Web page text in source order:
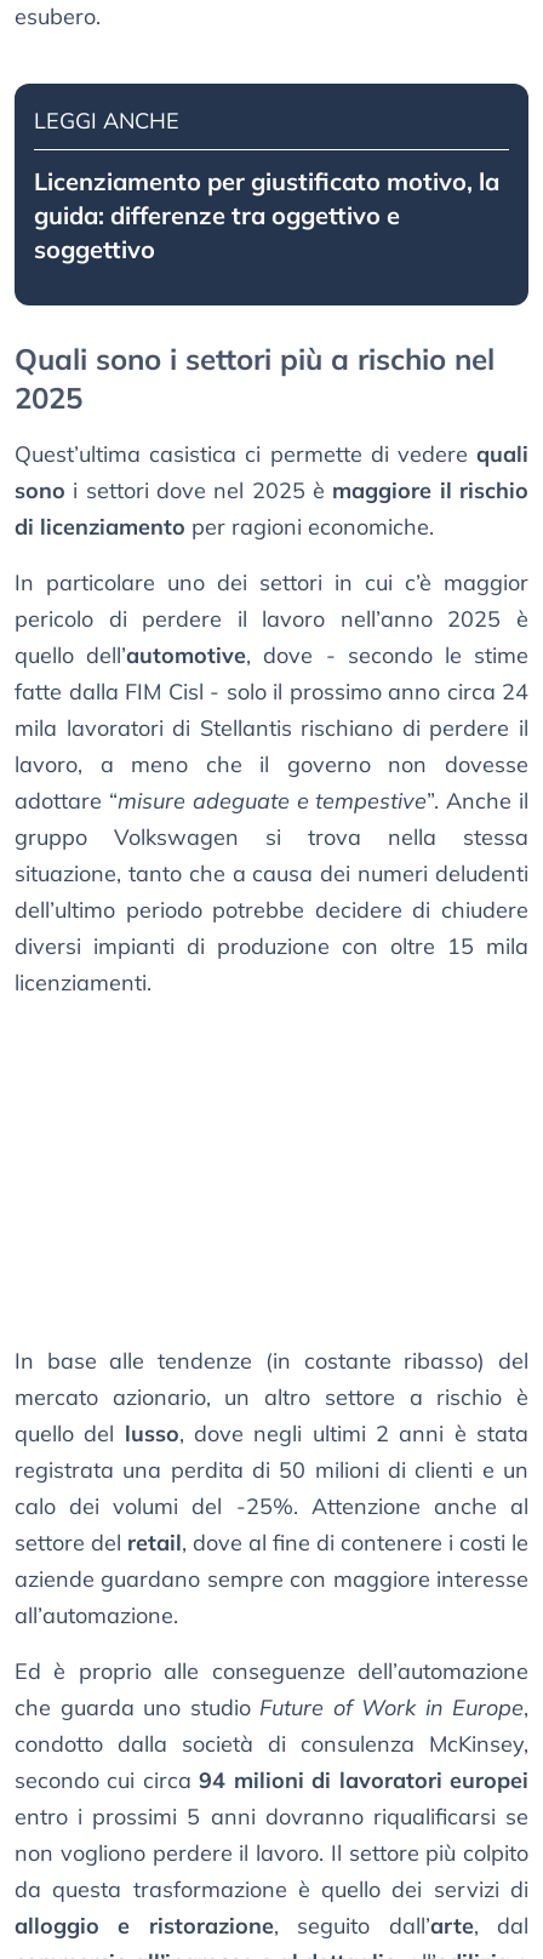
esubero.
LEGGI ANCHE
Licenziamento per giustificato motivo, la
guida: differenze tra oggettivo e
soggettivo
Quali sono i settori più a rischio nel
2025
Quest’ultima casistica ci permette di vedere quali
sono i settori dove nel 2025 è maggiore il rischio
di licenziamento per ragioni economiche.
In particolare uno dei settori in cui c’è maggior
pericolo di perdere il lavoro nell’anno 2025 è
quello dell’automotive, dove - secondo le stime
fatte dalla FIM Cisl - solo il prossimo anno circa 24
mila lavoratori di Stellantis rischiano di perdere il
lavoro, a meno che il governo non dovesse
adottare “misure adeguate e tempestive”. Anche il
gruppo Volkswagen si trova nella stessa
situazione, tanto che a causa dei numeri deludenti
dell’ultimo periodo potrebbe decidere di chiudere
diversi impianti di produzione con oltre 15 mila
licenziamenti.
In base alle tendenze (in costante ribasso) del
mercato azionario, un altro settore a rischio è
quello del lusso, dove negli ultimi 2 anni è stata
registrata una perdita di 50 milioni di clienti e un
calo dei volumi del -25%. Attenzione anche al
settore del retail, dove al fine di contenere i costi le
aziende guardano sempre con maggiore interesse
all’automazione.
Ed è proprio alle conseguenze dell’automazione
che guarda uno studio Future of Work in Europe,
condotto dalla società di consulenza McKinsey,
secondo cui circa94 milioni di lavoratori europei
entro i prossimi 5 anni dovranno riqualificarsi se
non vogliono perdere il lavoro. Il settore più colpito
da questa trasformazione è quello dei servizi di
alloggio e ristorazione, seguito dall’arte, dal